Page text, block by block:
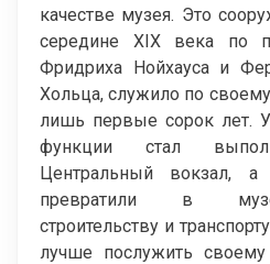
качестве музея. Это
середине XIX века по
Фридриха Нойхауса и
Хольца, служило по
лишь первые сорок лет.
функции стал
Центральный вокзал, а
превратили в
строительству и
лучше послужить